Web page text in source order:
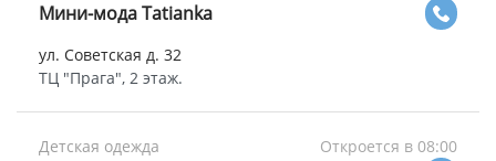
Мини-мода Tatianka
ул. Советская д. 32
ТЦ "Прага", 2 этаж.
Детская одежда Откроется в 08:00